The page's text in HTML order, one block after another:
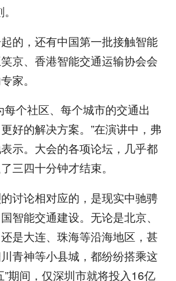
，还有中国第一批接触智能
京、香港智能交通运输协会会
家。
个社区、每个城市的交通出
好的解决方案。”在演讲中，弗
示。大会的各项论坛，几乎都
三四十分钟才结束。
论相对应的，是现实中驰骋
智能交通建设。无论是北京、
是大连、珠海等沿海地区，甚
青神等小县城，都纷纷搭乘这
”期间，仅深圳市就将投入16亿